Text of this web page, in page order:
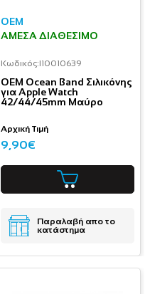
OEM
ΆΜΕΣΑ ΔΙΑΘΈΣΙΜΟ
Κωδικός:I10010639
OEM Ocean Band Σιλικόνης
για Apple Watch
42/44/45mm Μαύρο
Αρχική Τιμή
9,90€
Παραλαβή απο το
κατάστημα